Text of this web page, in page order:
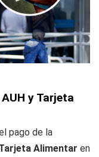
y Tarjeta
pago de la
Alimentar en